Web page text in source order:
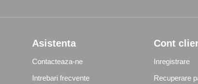
Asistenta
Contacteaza-ne
Intrebari frecvente
Cont
Inregistrare
Recuperare